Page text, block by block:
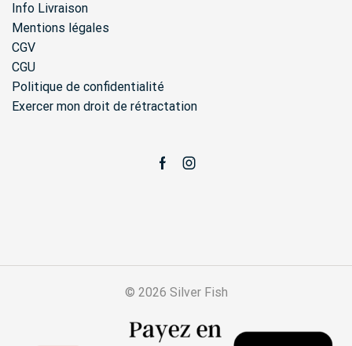
Info Livraison
Mentions légales
CGV
CGU
Politique de confidentialité
Exercer mon droit de rétractation
FacebookInstagram
© 2026 Silver Fish